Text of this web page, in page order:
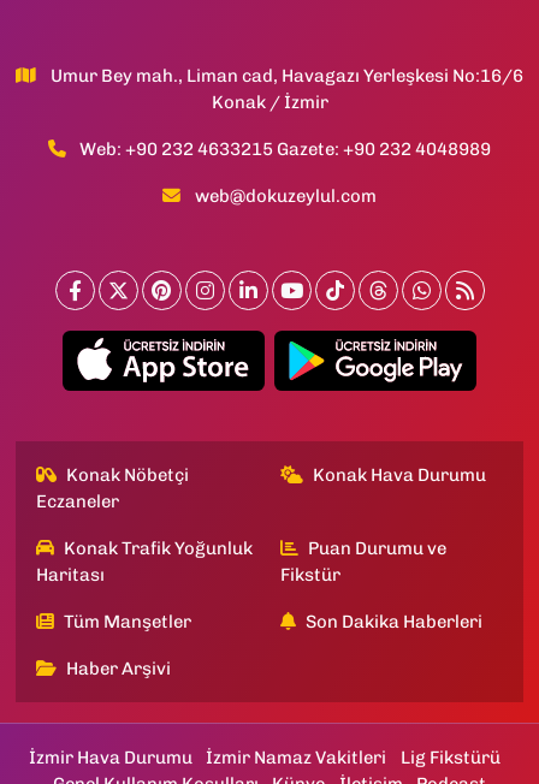
Umur Bey mah., Liman cad, Havagazı Yerleşkesi No:16/6
Konak / İzmir
Web: +90 232 4633215 Gazete: +90 232 4048989
web@dokuzeylul.com
Konak Nöbetçi
Eczaneler
Konak Hava Durumu
Konak Trafik Yoğunluk
Haritası
Puan Durumu ve
Fikstür
Tüm Manşetler Son Dakika Haberleri
Haber Arşivi
İzmir Hava Durumu İzmir Namaz Vakitleri
Lig Fikstürü